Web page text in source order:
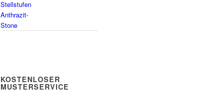
KOSTENLOSER
MUSTERSERVICE